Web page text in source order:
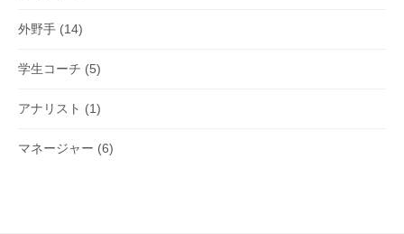
外野手 (14)
学生コーチ (5)
アナリスト (1)
マネージャー (6)